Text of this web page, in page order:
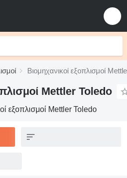
Βιομηχανικοί εξοπλισμοί
Mettler Toledo
εξοπλισμοί Mettler Toledo